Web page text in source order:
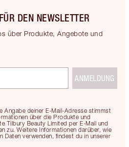
DEN NEWSLETTER
über Produkte, Angebote und
Angabe deiner E-Mail-Adresse stimmst
über die Produkte und
Tilbury Beauty Limited per E-Mail und
zu. Weitere Informationen darüber, wie
Daten verwenden, findest du in unserer
ANMELDUNG